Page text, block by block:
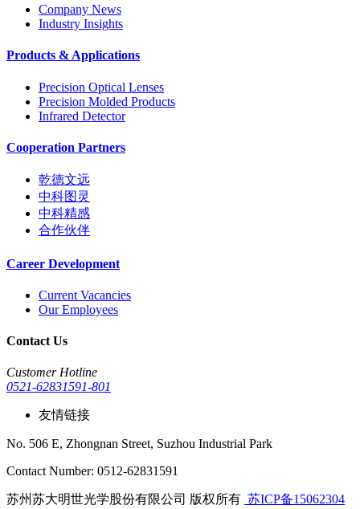
Company News
Industry Insights
Products & Applications
Precision Optical Lenses
Precision Molded Products
Infrared Detector
Cooperation Partners
乾德文远
中科图灵
中科精感
合作伙伴
Career Development
Current Vacancies
Our Employees
Contact Us
Customer Hotline
0521-62831591-801
友情链接
No. 506 E, Zhongnan Street, Suzhou Industrial Park
Contact Number: 0512-62831591
苏州苏大明世光学股份有限公司 版权所有 苏ICP备15062304